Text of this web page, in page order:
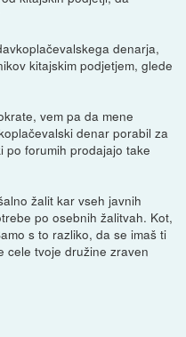
denarja,
kitajskim podjetjem, glede
vem pa da mene
denar porabil za
po forumih prodajajo take
žalit kar vseh javnih
po osebnih žalitvah. Kot,
s to razliko, da se imaš ti
cele tvoje družine zraven